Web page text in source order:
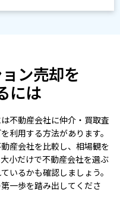
ン売却を
には
不動産会社に仲介・買取査
利用する方法があります。
産会社を比較し、相場観を
小だけで不動産会社を選ぶ
いるかも確認しましょう。
一歩を踏み出してくださ